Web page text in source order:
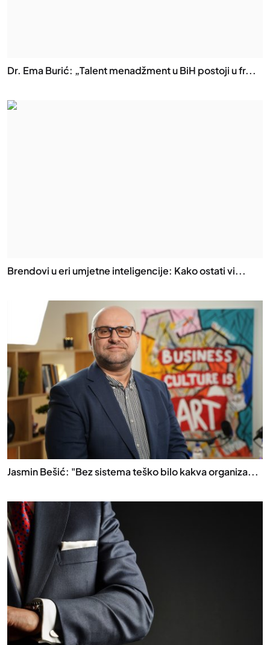
Dr. Ema Burić: „Talent menadžment u BiH postoji u fr...
Brendovi u eri umjetne inteligencije: Kako ostati vi...
Jasmin Bešić: "Bez sistema teško bilo kakva organiza...